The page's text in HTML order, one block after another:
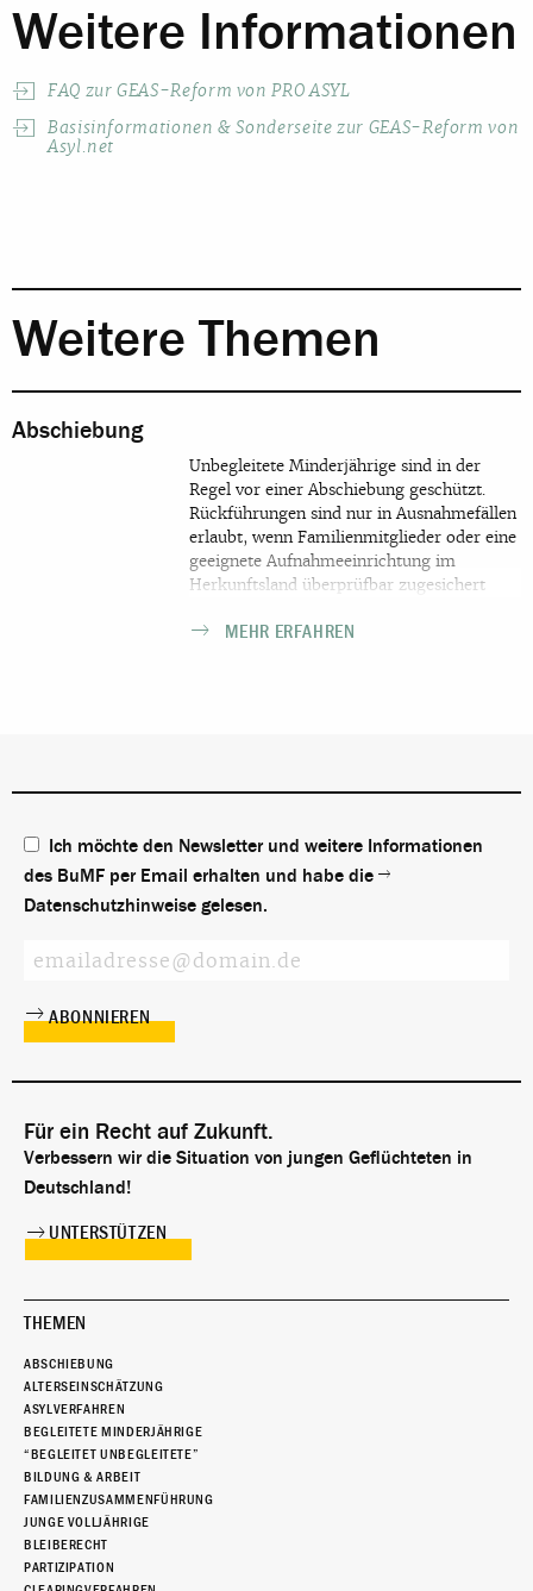
Weitere Informationen
FAQ zur GEAS-Reform von PRO ASYL
Basisinformationen & Sonderseite zur GEAS-Reform von
Asyl.net
Weitere Themen
Abschiebung
Unbegleitete Minderjährige sind in der
Regel vor einer Abschiebung geschützt.
Rückführungen sind nur in Ausnahmefällen
erlaubt, wenn Familienmitglieder oder eine
geeignete Aufnahmeeinrichtung im
Herkunftsland überprüfbar zugesichert
Empfang nehmen, unterbringen und für ihn
Aufenthaltssicherung wie das
MEHR ERFAHREN
Ich möchte den Newsletter und weitere Informationen
des BuMF per Email erhalten und habe die
Datenschutzhinweise gelesen.
Für ein Recht auf Zukunft.
Verbessern wir die Situation von jungen Geflüchteten in
Deutschland!
UNTERSTÜTZEN
THEMEN
ABSCHIEBUNG
ALTERSEINSCHÄTZUNG
ASYLVERFAHREN
BEGLEITETE MINDERJÄHRIGE
“BEGLEITET UNBEGLEITETE”
BILDUNG & ARBEIT
FAMILIENZUSAMMENFÜHRUNG
JUNGE VOLLJÄHRIGE
BLEIBERECHT
PARTIZIPATION